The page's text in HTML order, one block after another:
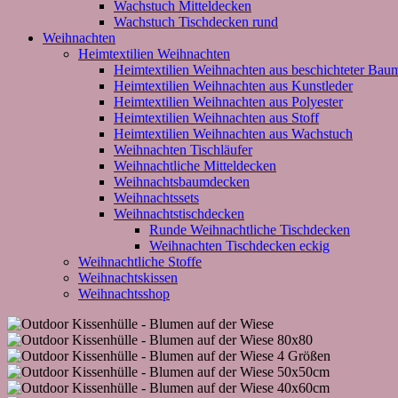
Wachstuch Mitteldecken
Wachstuch Tischdecken rund
Weihnachten
Heimtextilien Weihnachten
Heimtextilien Weihnachten aus beschichteter
Heimtextilien Weihnachten aus Kunstleder
Heimtextilien Weihnachten aus Polyester
Heimtextilien Weihnachten aus Stoff
Heimtextilien Weihnachten aus Wachstuch
Weihnachten Tischläufer
Weihnachtliche Mitteldecken
Weihnachtsbaumdecken
Weihnachtssets
Weihnachtstischdecken
Runde Weihnachtliche Tischdecken
Weihnachten Tischdecken eckig
Weihnachtliche Stoffe
Weihnachtskissen
Weihnachtsshop